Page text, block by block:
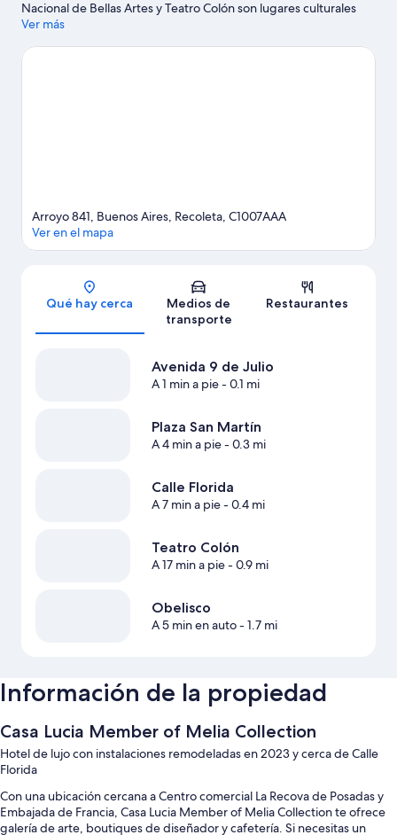
Nacional de Bellas Artes y Teatro Colón son lugares culturales
destacados, y los turistas que quieran ir de compras pueden
También puedes darte una vuelta por Embajada de Francia y
Ver más
Sección del mapa
Arroyo 841, Buenos Aires, Recoleta, C1007AAA
Ver en el mapa
Qué hay cerca
Medios de
transporte
Restaurantes
Avenida 9 de Julio
A 1 min a pie- 0.1 mi
Plaza San Martín
A 4 min a pie- 0.3 mi
Calle Florida
A 7 min a pie- 0.4 mi
Teatro Colón
A 17 min a pie- 0.9 mi
Obelisco
A 5 min en auto- 1.7 mi
Información de la propiedad
Casa Lucia Member of Melia Collection
Hotel de lujo con instalaciones remodeladas en 2023 y cerca de Calle
Florida
Con una ubicación cercana a Centro comercial La Recova de Posadas y
Embajada de Francia, Casa Lucia Member of Melia Collection te ofrece
galería de arte, boutiques de diseñador y cafetería. Si necesitas un